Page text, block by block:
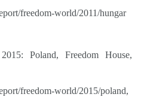
freedom-world/2011/hungar
Poland, Freedom House,
freedom-world/2015/poland,